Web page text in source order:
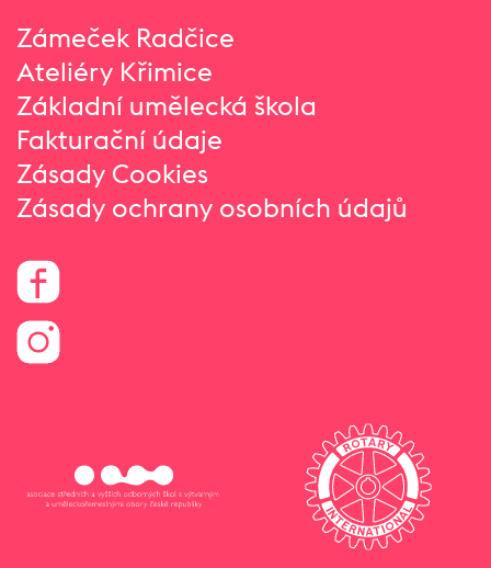
Zámeček Radčice
Ateliéry Křimice
Základní umělecká škola
Fakturační údaje
Zásady Cookies
Zásady ochrany osobních údajů